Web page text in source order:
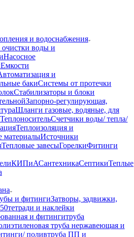
и водоснабжения
воды и
Насосное
Емкости
и
бакиСистемы от протечки
Стабилизаторы и блоки
Запорно-регулирующая,
Шланги газовые, водяные, для
ТеплоносительСчетчики воды/ тепла/
Теплоизоляция и
материалыИсточники
Тепловые завесыГорелкиФитинги
КИПиАСантехникаСептикиТеплые
и фитингиЗатворы, задвижки,
тетради и наклейки
и фитингитруба
труба нержавеющая и
поливтруба ПП и